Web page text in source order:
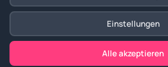
Einstellungen
Alle akzeptieren